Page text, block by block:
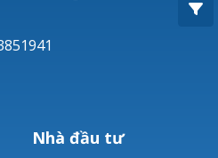
Nhà đầu tư